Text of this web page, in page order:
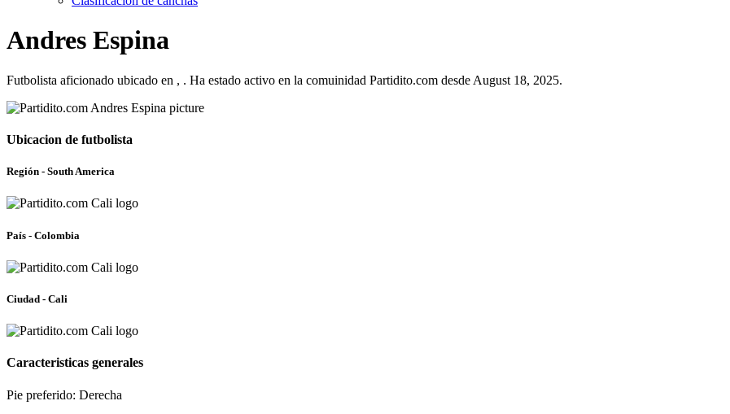
Andres Espina
Futbolista aficionado ubicado en , . Ha estado activo en la comuinidad Partidito.com desde August 18, 2025.
Ubicacion de futbolista
Región - South America
País - Colombia
Ciudad - Cali
Caracteristicas generales
Pie preferido: Derecha